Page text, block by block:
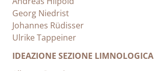
Georg Niedrist
Johannes Rüdisser
Ulrike Tappeiner
IDEAZIONE SEZIONE LIMNOLOGICA